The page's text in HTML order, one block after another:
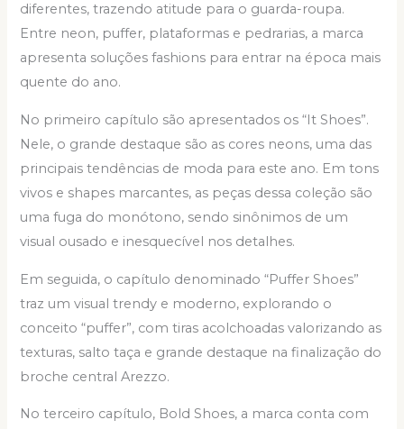
diferentes, trazendo atitude para o guarda-roupa.
Entre neon, puffer, plataformas e pedrarias, a marca
apresenta soluções fashions para entrar na época mais
quente do ano.
No primeiro capítulo são apresentados os “It Shoes”.
Nele, o grande destaque são as cores neons, uma das
principais tendências de moda para este ano. Em tons
vivos e shapes marcantes, as peças dessa coleção são
uma fuga do monótono, sendo sinônimos de um
visual ousado e inesquecível nos detalhes.
Em seguida, o capítulo denominado “Puffer Shoes”
traz um visual trendy e moderno, explorando o
conceito “puffer”, com tiras acolchoadas valorizando as
texturas, salto taça e grande destaque na finalização do
broche central Arezzo.
No terceiro capítulo, Bold Shoes, a marca conta com